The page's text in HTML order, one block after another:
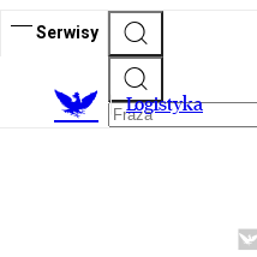
Serwisy
Logistyka